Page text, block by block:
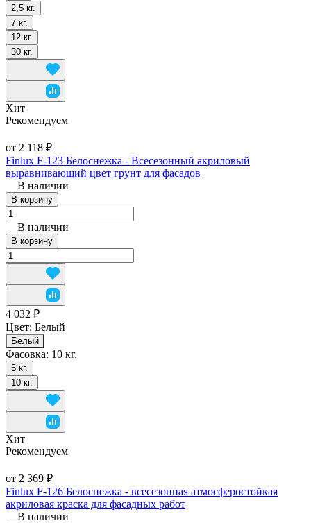
2,5 кг.
7 кг.
12 кг.
30 кг.
Хит
Рекомендуем
от 2 118 ₽
Finlux F-123 Белоснежка - Всесезонный акриловый
выравнивающий цвет грунт для фасадов
В наличии
В корзину
В наличии
В корзину
4 032 ₽
Цвет: Белый
Белый
Фасовка: 10 кг.
5 кг.
10 кг.
Хит
Рекомендуем
от 2 369 ₽
Finlux F-126 Белоснежка - всесезонная атмосферостойкая
акриловая краска для фасадных работ
В наличии